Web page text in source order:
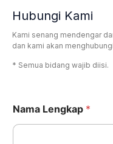
Hubungi Kami
Kami senang mendengar
dan kami akan
* Semua bidang wajib diisi.
Nama Lengkap *